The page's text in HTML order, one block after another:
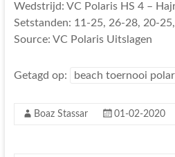
Wedstrijd: VC Polaris HS 4 –
Setstanden: 11-25, 26-28, 20-
Source: VC Polaris Uitslagen
Getagd op: beach toernooi
Boaz Stassar 01-02-2020